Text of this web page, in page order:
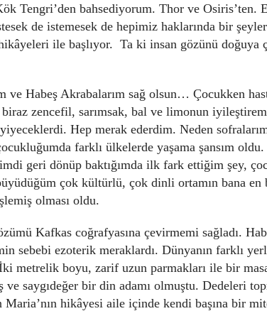
Tengri’den bahsediyorum. Thor ve Osiris’ten.
de istemesek de hepimiz haklarında bir
hikâyeleri ile başlıyor. Ta ki insan gözünü
ve Habeş Akrabalarım sağ olsun… Çocukken
biraz zencefil, sarımsak, bal ve limonun
Hep merak ederdim. Neden
farklı ülkelerde yaşama şansım
geri dönüp baktığımda ilk fark ettiğim şey,
çok kültürlü, çok dinli ortamın bana en
olması oldu.
Kafkas coğrafyasına çevirmemi sağladı.
sebebi ezoterik meraklardı. Dünyanın farklı
metrelik boyu, zarif uzun parmakları ile bir
ve saygıdeğer bir din adamı olmuştu. Dedeleri
hikâyesi aile içinde kendi başına bir